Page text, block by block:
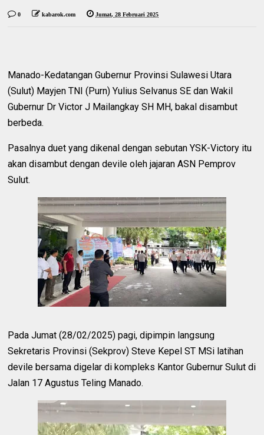
0 kabarok.com Jumat, 28 Februari 2025
Manado-Kedatangan Gubernur Provinsi Sulawesi Utara
(Sulut) Mayjen TNI (Purn) Yulius Selvanus SE dan Wakil
Gubernur Dr Victor J Mailangkay SH MH, bakal disambut
berbeda.
Pasalnya duet yang dikenal dengan sebutan YSK-Victory itu
akan disambut dengan devile oleh jajaran ASN Pemprov
Sulut.
Pada Jumat (28/02/2025) pagi, dipimpin langsung
Sekretaris Provinsi (Sekprov) Steve Kepel ST MSi latihan
devile bersama digelar di kompleks Kantor Gubernur Sulut di
Jalan 17 Agustus Teling Manado.